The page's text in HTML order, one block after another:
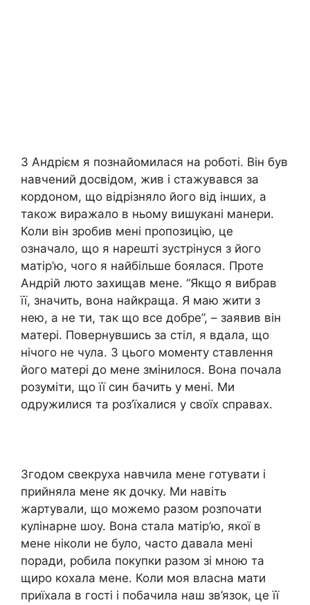
З Андрієм я познайомилася на роботі. Він був
навчений досвідом, жив і стажувався за
кордоном, що відрізняло його від інших, а
також виражало в ньому вишукані манери.
Коли він зробив мені пропозицію, це
означало, що я нарешті зустрінуся з його
матір’ю, чого я найбільше боялася. Проте
Андрій люто захищав мене. “Якщо я вибрав
її, значить, вона найкраща. Я маю жити з
нею, а не ти, так що все добре”, – заявив він
матері. Повернувшись за стіл, я вдала, що
нічого не чула. З цього моменту ставлення
його матері до мене змінилося. Вона почала
розуміти, що її син бачить у мені. Ми
одружилися та роз’їхалися у своїх справах.
Згодом свекруха навчила мене готувати і
прийняла мене як дочку. Ми навіть
жартували, що можемо разом розпочати
кулінарне шоу. Вона стала матір’ю, якої в
мене ніколи не було, часто давала мені
поради, робила покупки разом зі мною та
щиро кохала мене. Коли моя власна мати
приїхала в гості і побачила наш зв’язок, це її